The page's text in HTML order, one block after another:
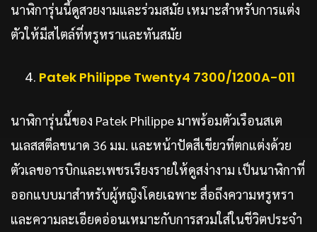
นาฬิการุ่นนี้ดูสวยงามและร่วมสมัย เหมาะสำหรับการแต่ง
ตัวให้มีสไตล์ที่หรูหราและทันสมัย
Patek Philippe Twenty4 7300/1200A-011
นาฬิการุ่นนี้ของ Patek Philippe มาพร้อมตัวเรือนสเต
นเลสสตีลขนาด 36 มม. และหน้าปัดสีเขียวที่ตกแต่งด้วย
ตัวเลขอารบิกและเพชรเรียงรายให้ดูสง่างาม เป็นนาฬิกาที่
ออกแบบมาสำหรับผู้หญิงโดยเฉพาะ สื่อถึงความหรูหรา
และความละเอียดอ่อนเหมาะกับการสวมใส่ในชีวิตประจำ